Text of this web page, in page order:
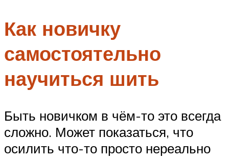
Как новичку
самостоятельно
научиться шить
Быть новичком в чём-то это всегда
сложно. Может показаться, что
осилить что-то просто нереально